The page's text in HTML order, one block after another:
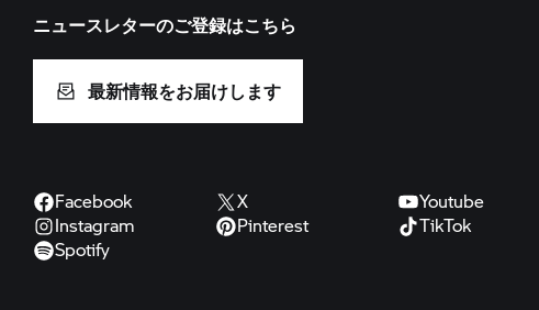
ニュースレターのご登録はこちら
最新情報をお届けします
Facebook X
Youtube
Instagram
Pinterest
TikTok
Spotify